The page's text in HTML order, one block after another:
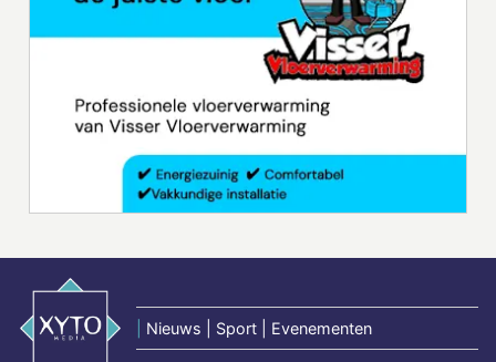
Nieuws | Sport | Evenementen